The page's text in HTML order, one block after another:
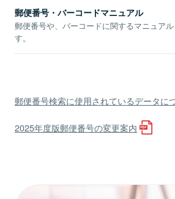
郵便番号・バーコードマニュアル
郵便番号や、バーコードに関するマニュア
す。
郵便番号検索に使用されているデータに
2025年度版郵便番号の変更案内